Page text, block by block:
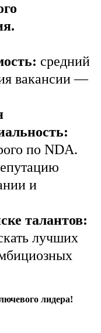
средний
вакансии —
по NDA.
и
талантов:
лучших
лидера!